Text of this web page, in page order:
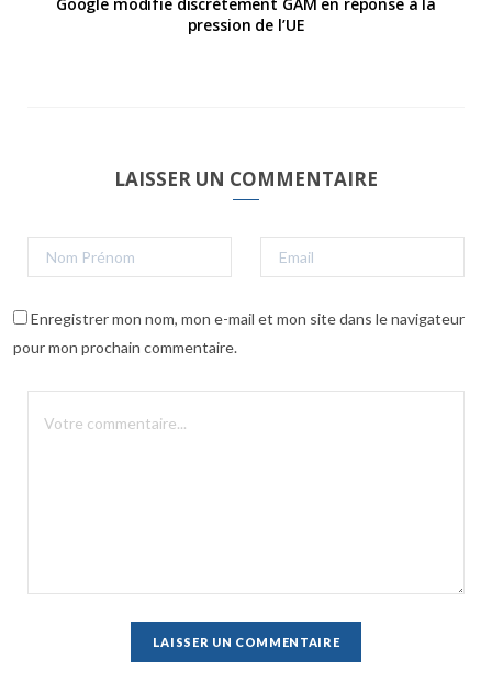
pression de l’UE
LAISSER UN COMMENTAIRE
Enregistrer mon nom, mon e-mail et mon site dans le navigateur
pour mon prochain commentaire.